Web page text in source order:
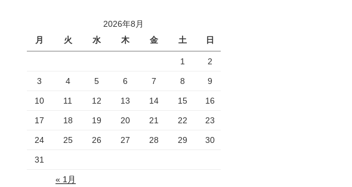
2026年8月
月
火 水 木 金 土 日
1 2
3 4 5 6 7 8 9
10 11 12 13 14 15 16
17 18 19 20 21 22 23
24 25 26 27 28 29 30
31
« 1月